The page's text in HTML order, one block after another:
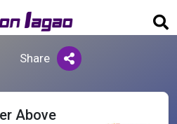
Share
Above